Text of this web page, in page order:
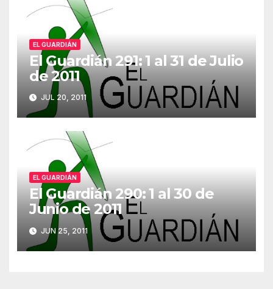
EL GUARDIÁN
El Guardián 291: 1 al 31 de Julio
de 2011
JUL 20, 2011
EL GUARDIÁN
El Guardián 290: 1 al 30 de
Junio de 2011
JUN 25, 2011